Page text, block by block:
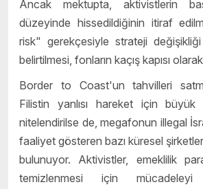
Ancak mektupta, aktivistlerin
düzeyinde hissedildiğinin itiraf
risk" gerekçesiyle strateji değişikliği
belirtilmesi, fonların kaçış kapısı olarak
Border to Coast'un tahvilleri
Filistin yanlısı hareket için
nitelendirilse de, megafonun illegal
faaliyet gösteren bazı küresel
bulunuyor. Aktivistler, emeklilik
temizlenmesi için mücadeleyi